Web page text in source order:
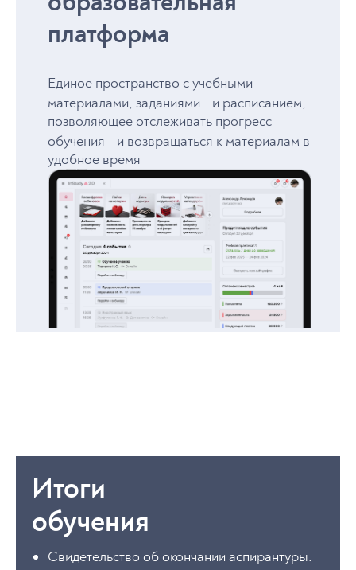
платформа
Единое пространство с учебными
материалами, заданиями и расписанием,
позволяющее отслеживать прогресс
обучения и возвращаться к материалам в
удобное время
Итоги
обучения
Свидетельство об окончании аспирантуры.